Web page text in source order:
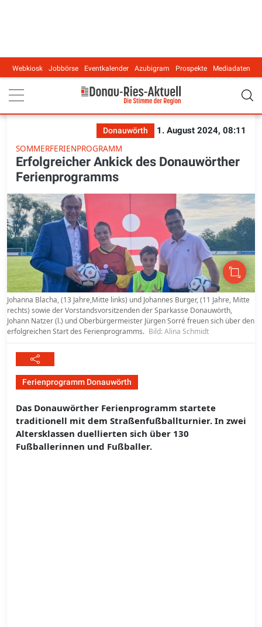
Main navigation
Webkiosk Jobbörse Eventkalender Azubigram Prospekte Mediadaten
Donauwörth
1. August 2024, 08:11
SOMMERFERIENPROGRAMM
Erfolgreicher Ankick des Donauwörther
Ferienprogramms
Johanna Blacha, (13 Jahre,Mitte links) und Johannes Burger, (11 Jahre, Mitte
rechts) sowie der Vorstandsvorsitzenden der Sparkasse Donauwörth,
Johann Natzer (l.) und Oberbürgermeister Jürgen Sorré freuen sich über den
erfolgreichen Start des Ferienprogramms. Bild: Alina Schmidt
Ferienprogramm Donauwörth
Das Donauwörther Ferienprogramm startete
traditionell mit dem Straßenfußballturnier. In zwei
Altersklassen duellierten sich über 130
Fußballerinnen und Fußballer.